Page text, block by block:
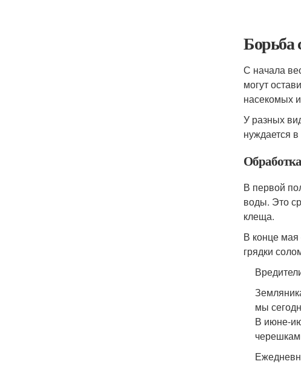
Борьба
С начала
могут
насекомых
У разных
нуждается
В первой
воды. Это
клеща.
В конце мая
грядки
мы
В июне-